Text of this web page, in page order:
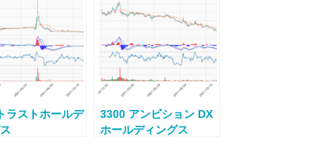
ラストホールデ
3300 アンビション DX
ホールディングス